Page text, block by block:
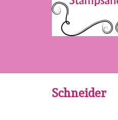
Schneider